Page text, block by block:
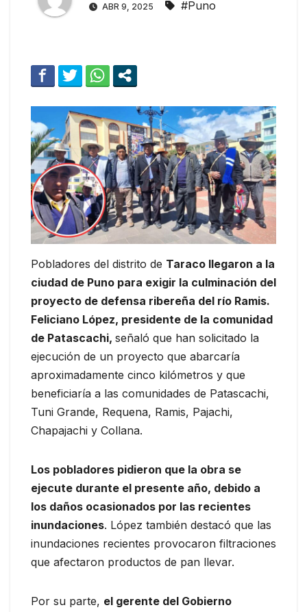
ABR 9, 2025 #Puno
Pobladores del distrito de Taraco llegaron a la
ciudad de Puno para exigir la culminación del
proyecto de defensa ribereña del río Ramis.
Feliciano López, presidente de la comunidad
de Patascachi, señaló que han solicitado la
ejecución de un proyecto que abarcaría
aproximadamente cinco kilómetros y que
beneficiaría a las comunidades de Patascachi,
Tuni Grande, Requena, Ramis, Pajachi,
Chapajachi y Collana.
Los pobladores pidieron que la obra se
ejecute durante el presente año, debido a
los daños ocasionados por las recientes
inundaciones. López también destacó que las
inundaciones recientes provocaron filtraciones
que afectaron productos de pan llevar.
Por su parte, el gerente del Gobierno